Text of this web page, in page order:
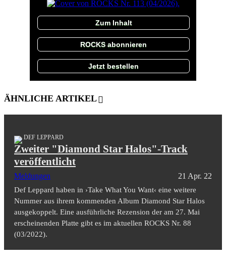
Zum Inhalt
ROCKS abonnieren
Jetzt bestellen
ÄHNLICHE ARTIKEL
DEF LEPPARD
Zweiter "Diamond Star Halos"-Track
veröffentlicht
Meldungen 21 Apr. 22
Def Leppard haben in ›Take What You Want‹ eine weitere
Nummer aus ihrem kommenden Album Diamond Star Halos
ausgekoppelt. Eine ausführliche Rezension der am 27. Mai
erscheinenden Platte gibt es im aktuellen ROCKS Nr. 88
(03/2022).